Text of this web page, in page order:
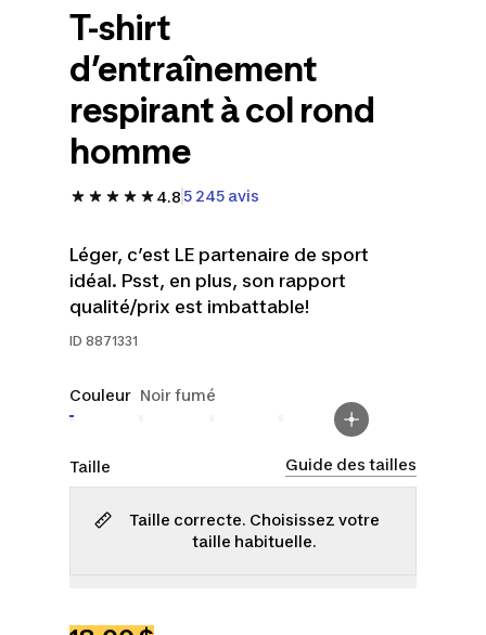
T-shirt
d’entraînement
respirant à col rond
homme
4.85 245 avis
Léger, c’est LE partenaire de sport
idéal. Psst, en plus, son rapport
qualité/prix est imbattable!
ID 8871331
Couleur Noir fumé
Taille Guide des tailles
Taille correcte. Choisissez votre
taille habituelle.